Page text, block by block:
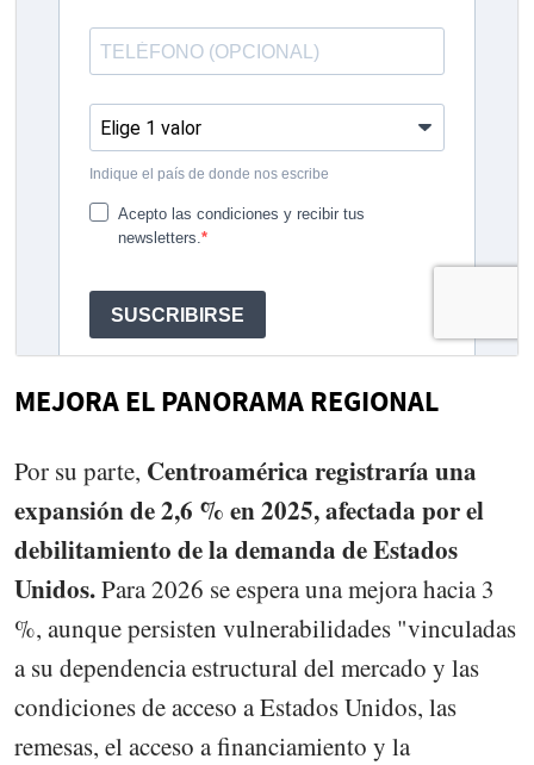
MEJORA EL PANORAMA REGIONAL
Por su parte, Centroamérica registraría una
expansión de 2,6 % en 2025, afectada por el
debilitamiento de la demanda de Estados
Unidos.Para 2026 se espera una mejora hacia 3
%, aunque persisten vulnerabilidades "vinculadas
a su dependencia estructural del mercado y las
condiciones de acceso a Estados Unidos, las
remesas, el acceso a financiamiento y la